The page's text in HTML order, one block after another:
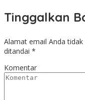
Tinggalkan
Alamat email Anda tidak
ditandai *
Komentar